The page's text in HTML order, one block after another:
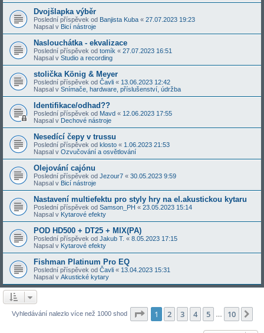
Dvojšlapka výběr
Poslední příspěvek od Banjista Kuba « 27.07.2023 19:23
Napsal v Bicí nástroje
Naslouchátka - ekvalizace
Poslední příspěvek od tomík « 27.07.2023 16:51
Napsal v Studio a recording
stolička König & Meyer
Poslední příspěvek od Čavli « 13.06.2023 12:42
Napsal v Snímače, hardware, příslušenství, údržba
Identifikace/odhad??
Poslední příspěvek od Mavd « 12.06.2023 17:55
Napsal v Dechové nástroje
Nesedící čepy v trussu
Poslední příspěvek od klosto « 1.06.2023 21:53
Napsal v Ozvučování a osvětlování
Olejování cajónu
Poslední příspěvek od Jezour7 « 30.05.2023 9:59
Napsal v Bicí nástroje
Nastavení multiefektu pro styly hry na el.akustickou kytaru
Poslední příspěvek od Samson_PH « 23.05.2023 15:14
Napsal v Kytarové efekty
POD HD500 + DT25 + MIX(PA)
Poslední příspěvek od Jakub T. « 8.05.2023 17:15
Napsal v Kytarové efekty
Fishman Platinum Pro EQ
Poslední příspěvek od Čavli « 13.04.2023 15:31
Napsal v Akustické kytary
Vyhledávání nalezlo více než 1000 shod Stránka z 10
1 2 3 4 5 10